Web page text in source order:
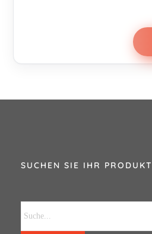
SUCHEN SIE IHR